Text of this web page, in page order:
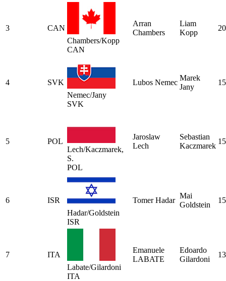
3
CAN
Chambers/Kopp
CAN
Arran
Chambers
Liam
Kopp
4
SVK
Nemec/Jany
SVK
Lubos Nemec
Marek
Jany
5
POL
Lech/Kaczmarek,
S.
POL
Jaroslaw
Lech
Sebastian
Kaczmarek
6
ISR
Hadar/Goldstein
ISR
Tomer Hadar
Mai
Goldstein
7
ITA
Labate/Gilardoni
ITA
Emanuele
LABATE
Edoardo
Gilardoni